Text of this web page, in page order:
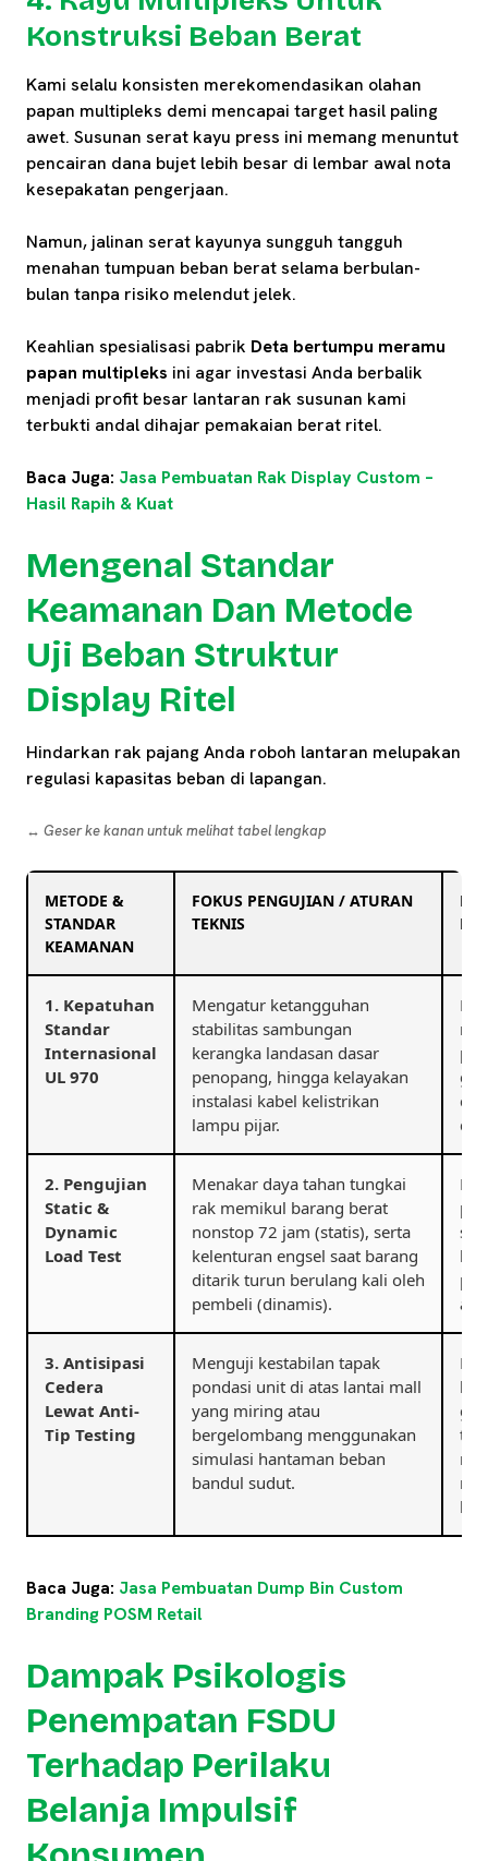
Konstruksi Beban Berat
Kami selalu konsisten merekomendasikan olahan
papan multipleks demi mencapai target hasil paling
awet. Susunan serat kayu press ini memang menuntut
pencairan dana bujet lebih besar di lembar awal nota
kesepakatan pengerjaan.
Namun, jalinan serat kayunya sungguh tangguh
menahan tumpuan beban berat selama berbulan-
bulan tanpa risiko melendut jelek.
Keahlian spesialisasi pabrik Deta bertumpu meramu
papan multipleks ini agar investasi Anda berbalik
menjadi profit besar lantaran rak susunan kami
terbukti andal dihajar pemakaian berat ritel.
Baca Juga: Jasa Pembuatan Rak Display Custom –
Hasil Rapih & Kuat
Mengenal Standar
Keamanan Dan Metode
Uji Beban Struktur
Display Ritel
Hindarkan rak pajang Anda roboh lantaran melupakan
regulasi kapasitas beban di lapangan.
↔️ Geser ke kanan untuk melihat tabel lengkap
METODE &
STANDAR
KEAMANAN
FOKUS PENGUJIAN / ATURAN
TEKNIS
1. Kepatuhan
Standar
Internasional
UL 970
Mengatur ketangguhan
stabilitas sambungan
kerangka landasan dasar
penopang, hingga kelayakan
instalasi kabel kelistrikan
lampu pijar.
2. Pengujian
Static &
Dynamic
Load Test
Menakar daya tahan tungkai
rak memikul barang berat
nonstop 72 jam (statis), serta
kelenturan engsel saat barang
ditarik turun berulang kali oleh
pembeli (dinamis).
3. Antisipasi
Cedera
Lewat Anti-
Tip Testing
Menguji kestabilan tapak
pondasi unit di atas lantai mall
yang miring atau
bergelombang menggunakan
simulasi hantaman beban
bandul sudut.
Baca Juga: Jasa Pembuatan Dump Bin Custom
Branding POSM Retail
Dampak Psikologis
Penempatan FSDU
Terhadap Perilaku
Belanja Impulsif